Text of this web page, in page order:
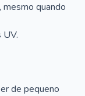
quando
UV.
de pequeno